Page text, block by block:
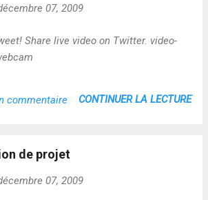
07, 2009
Share live video on Twitter. video-
commentaire CONTINUER LA LECTURE
de projet
07, 2009